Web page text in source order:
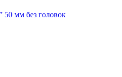
мм без головок